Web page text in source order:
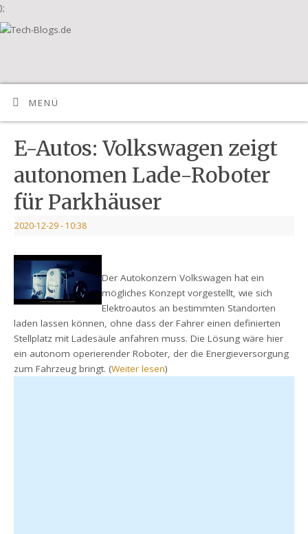
);
MENÜ
E-Autos: Volkswagen zeigt
autonomen Lade-Roboter
für Parkhäuser
2020-12-29- 10:38
Der Autokonzern Volkswagen hat ein
mögliches Konzept vorgestellt, wie sich
Elektroautos an bestimmten Standorten
laden lassen können, ohne dass der Fahrer einen definierten
Stellplatz mit Ladesäule anfahren muss. Die Lösung wäre hier
ein autonom operierender Roboter, der die Energieversorgung
zum Fahrzeug bringt. (Weiter lesen)